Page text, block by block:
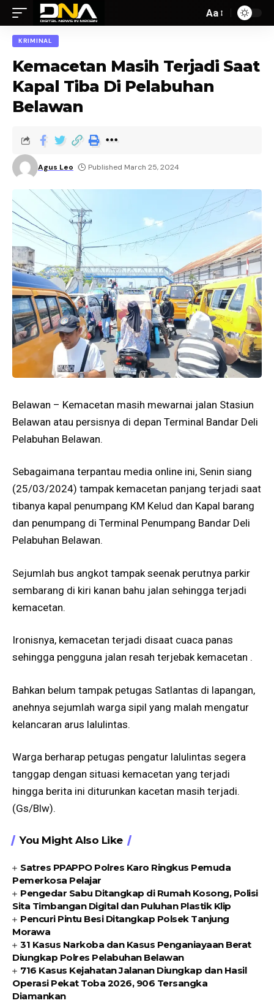
Aa
KRIMINAL
Kemacetan Masih Terjadi Saat
Kapal Tiba Di Pelabuhan
Belawan
Agus Leo Published March 25, 2024
Belawan – Kemacetan masih mewarnai jalan Stasiun
Belawan atau persisnya di depan Terminal Bandar Deli
Pelabuhan Belawan.
Sebagaimana terpantau media online ini, Senin siang
(25/03/2024) tampak kemacetan panjang terjadi saat
tibanya kapal penumpang KM Kelud dan Kapal barang
dan penumpang di Terminal Penumpang Bandar Deli
Pelabuhan Belawan.
Sejumlah bus angkot tampak seenak perutnya parkir
sembarang di kiri kanan bahu jalan sehingga terjadi
kemacetan.
Ironisnya, kemacetan terjadi disaat cuaca panas
sehingga pengguna jalan resah terjebak kemacetan .
Bahkan belum tampak petugas Satlantas di lapangan,
anehnya sejumlah warga sipil yang malah mengatur
kelancaran arus lalulintas.
Warga berharap petugas pengatur lalulintas segera
tanggap dengan situasi kemacetan yang terjadi
hingga berita ini diturunkan kacetan masih terjadi.
(Gs/Blw).
You Might Also Like
Satres PPAPPO Polres Karo Ringkus Pemuda
Pemerkosa Pelajar
Pengedar Sabu Ditangkap di Rumah Kosong, Polisi
Sita Timbangan Digital dan Puluhan Plastik Klip
Pencuri Pintu Besi Ditangkap Polsek Tanjung
Morawa
31 Kasus Narkoba dan Kasus Penganiayaan Berat
Diungkap Polres Pelabuhan Belawan
716 Kasus Kejahatan Jalanan Diungkap dan Hasil
Operasi Pekat Toba 2026, 906 Tersangka
Diamankan